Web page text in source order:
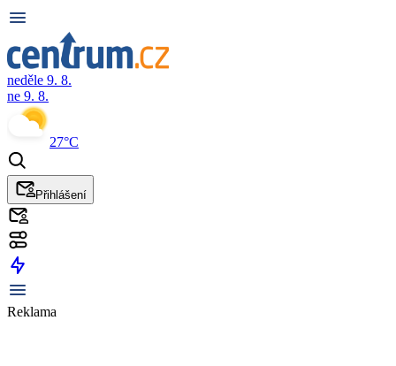
neděle 9. 8.
ne 9. 8.
27°C
Přihlášení
Reklama